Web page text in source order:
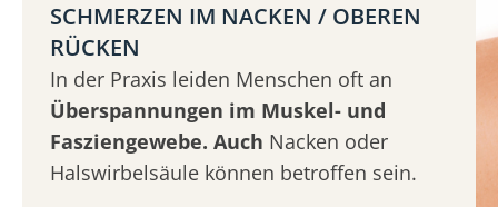
SCHMERZEN IM NACKEN / OBEREN
RÜCKEN
In der Praxis leiden Menschen oft an
Überspannungen im Muskel- und
Fasziengewebe. Auch Nacken oder
Halswirbelsäule können betroffen sein.